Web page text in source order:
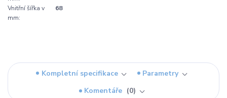
Vnitřní šířka v
mm:
68
Kompletní specifikace
Parametry
Komentáře
0